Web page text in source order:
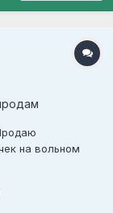
на вольном
по
+7-960-